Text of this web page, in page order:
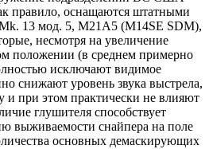
правило, оснащаются штатными
13 мод. 5, М21А5 (M14SE SDM),
несмотря на увеличение
положении (в среднем примерно
исключают видимое
снижают уровень звука выстрела,
и при этом практически не влияют
глушителя способствует
выживаемости снайпера на поле
основных демаскирующих